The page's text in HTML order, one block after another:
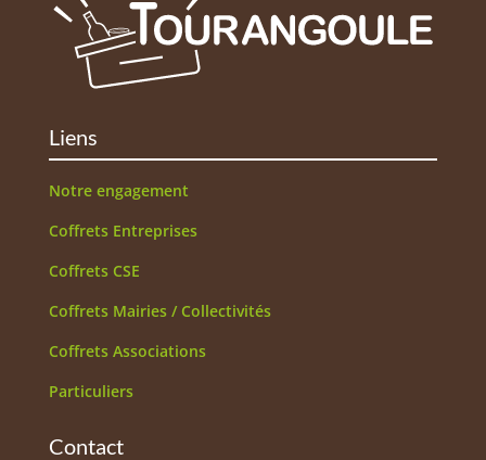
Liens
Notre engagement
Coffrets Entreprises
Coffrets CSE
Coffrets Mairies / Collectivités
Coffrets Associations
Particuliers
Contact